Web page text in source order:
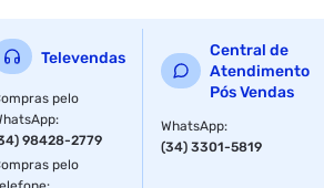
Especificações
Voltagem do Produto
Televendas
pelo
:
98428-2779
pelo
Central de
Atendimento
Pós Vendas
WhatsApp:
(34) 3301-5819